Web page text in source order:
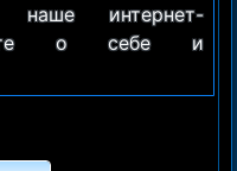
интернет-
о себе и